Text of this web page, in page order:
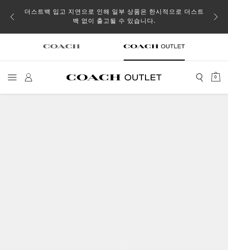
될 수
더스트백 입고 지연으로 인해 일부 상품은 한시적으로 더스트
백 없이 출고될 수 있습니다.
0